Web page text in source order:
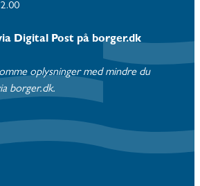
Digital Post på borger.dk
oplysninger med mindre du
borger.dk.